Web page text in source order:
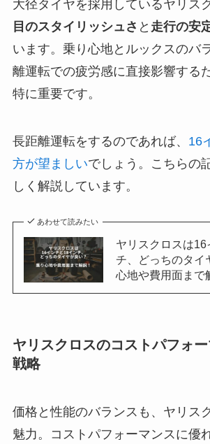
大径タイヤを採用しているヤリス
目のスタイリッシュさ と 走行の安
います。乗り心地とルックスのバ
離運転での疲労感に直接影響する
特に重要です。
長距離運転をするのであれば、 16
方が望ましいでしょう。こちらの
しく解説しています。
あわせて読みたい
ヤリスクロスは
チ、どっちのタイ
心地や費用面まで
ヤリスクロスのコストパフォ
戦略
価格と性能のバランスも、ヤリス
魅力。コストパフォーマンスに優れ